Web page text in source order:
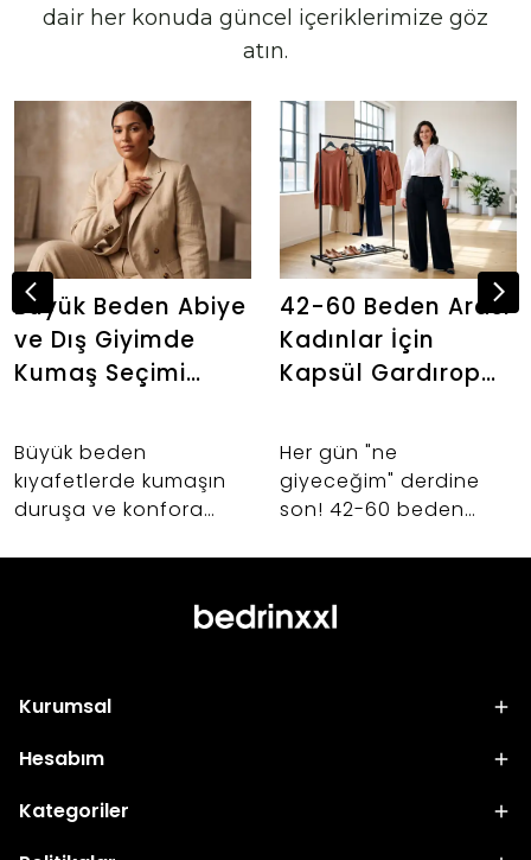
dair her konuda güncel içeriklerimize göz
atın.
Büyük Beden Abiye
ve Dış Giyimde
Kumaş Seçimi
Büyük beden
kıyafetlerde kumaşın
duruşa ve konfora
takım ve dış giyim
kurtaracak kumaş
42-60 Beden Arası
Kadınlar İçin
Kapsül Gardırop
Her gün "ne
giyeceğim" derdine
son! 42-60 beden
uyumlu, şık ve hayat
gardırop oluşturmanın
Kurumsal
Hesabım
Kategoriler